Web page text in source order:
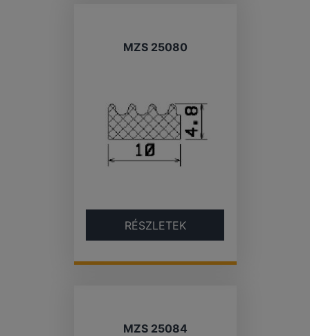
MZS 25080
RÉSZLETEK
MZS 25084